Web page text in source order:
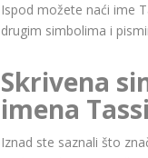
Ispod možete naći ime
drugim simbolima i
Skrivena
imena
Iznad ste saznali što